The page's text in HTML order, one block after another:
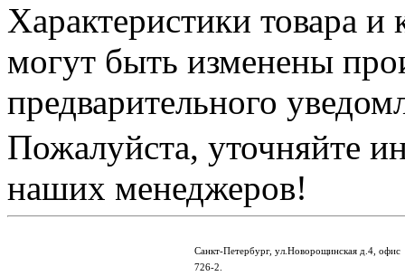
Характеристики товара и
могут быть изменены
предварительного
Пожалуйста, уточняйте
наших менеджеров!
Санкт-Петербург, ул.Новорощинская д.4, офис
726-2.